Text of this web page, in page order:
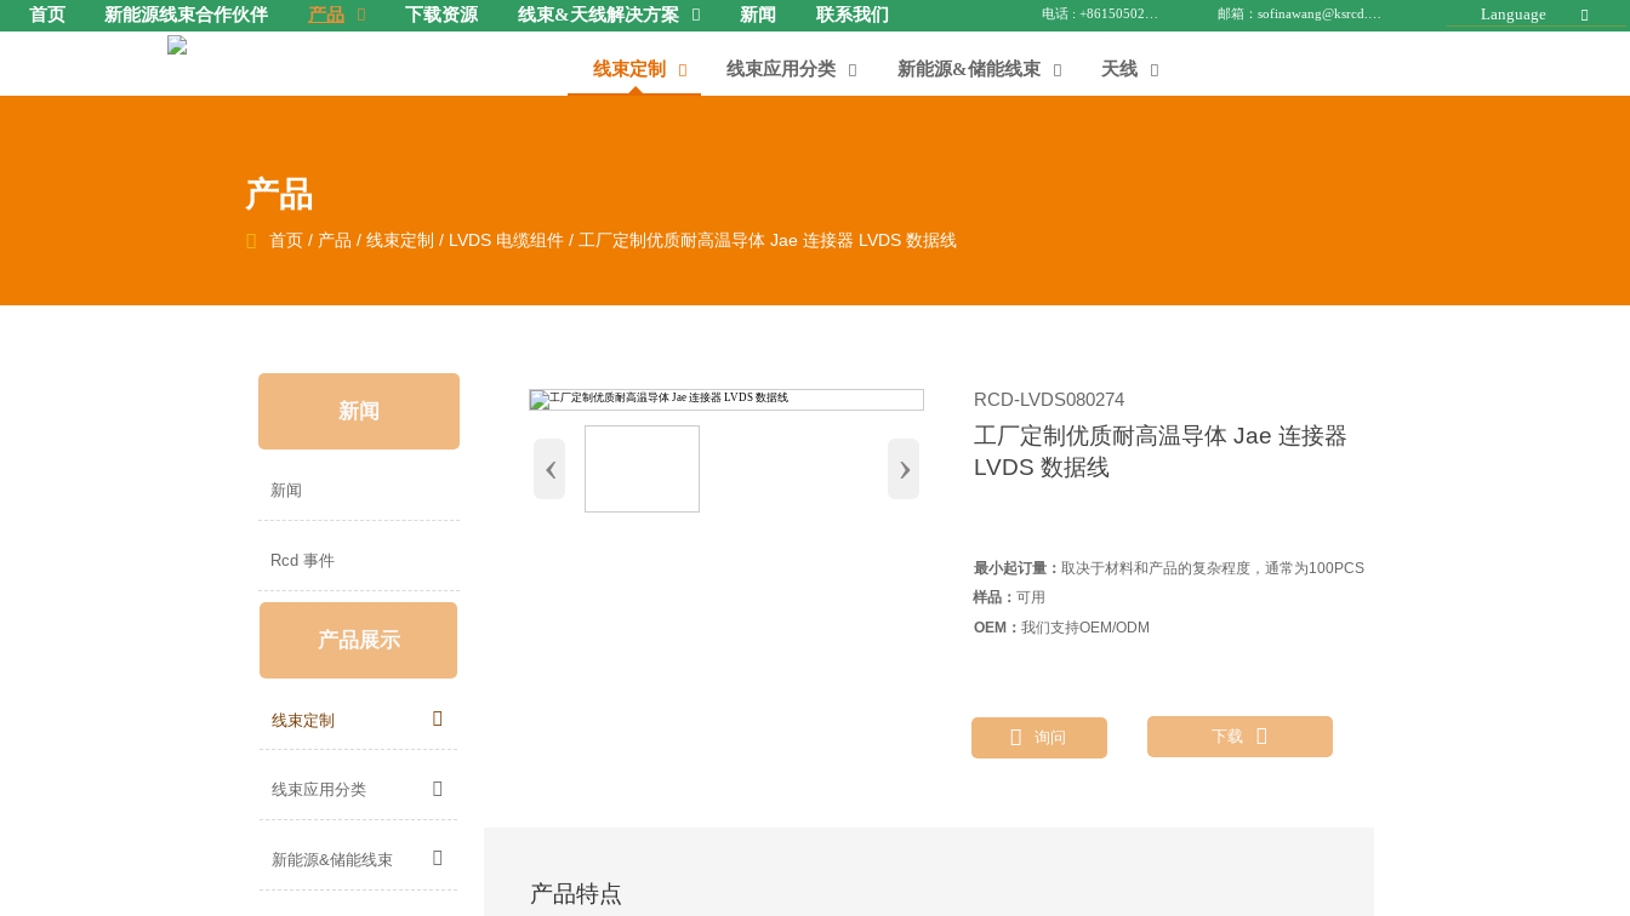
首页 新能源线束合作伙伴 产品  下载资源 线束&天线解决方案  新闻 联系我们 Language 
线束定制  线束应用分类  新能源&储能线束  天线 
产品
 首页/ 产品 / 线束定制 / LVDS 电缆组件/ 工厂定制优质耐高温导体 Jae 连接器 LVDS 数据线
新闻
新闻
Rcd 事件
产品展示
线束定制 
线束应用分类 
新能源&储能线束 
‹ ›
RCD-LVDS080274
工厂定制优质耐高温导体 Jae 连接器
LVDS 数据线
最小起订量： 取决于材料和产品的复杂程度，通常为100PCS
样品：可用
OEM： 我们支持OEM/ODM
 询问 下载 
产品特点